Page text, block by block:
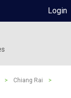
Login
> Chiang Rai
>